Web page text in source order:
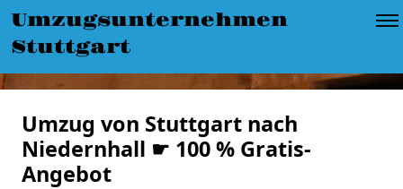
Umzugsunternehmen
Stuttgart
Umzug von Stuttgart nach
Niedernhall ☛ 100 % Gratis-
Angebot